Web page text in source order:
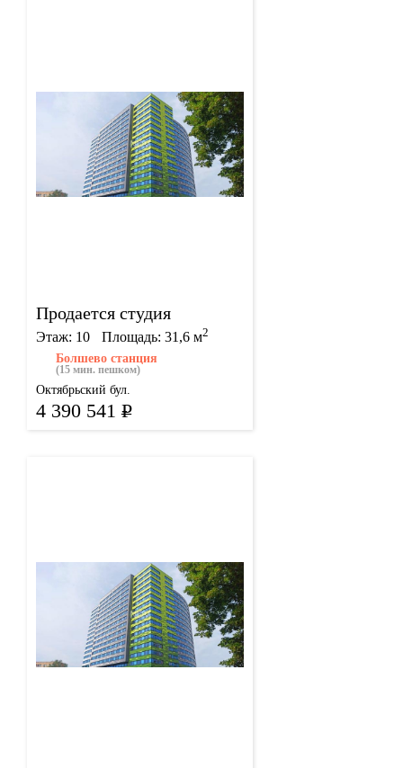
Продается студия
Этаж: 10 Площадь: 31,6 м2
Болшево станция
(15 мин. пешком)
Октябрьский бул.
4 390 541Р